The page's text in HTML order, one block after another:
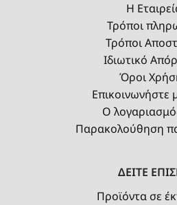
Η
Τρόποι
Τρόποι
Ιδιωτικό
Όροι
Επικοινωνήστε
Ο
Παρακολούθηση
ΔΕΙΤΕ
Προϊόντα σε